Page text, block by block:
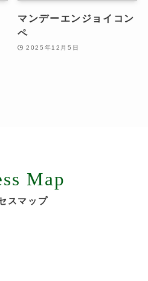
マンデーエンジョイコン
ペ
2025年12月5日
Map
スマップ